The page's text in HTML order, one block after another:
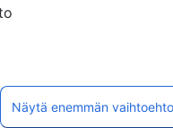
Näytä enemmän